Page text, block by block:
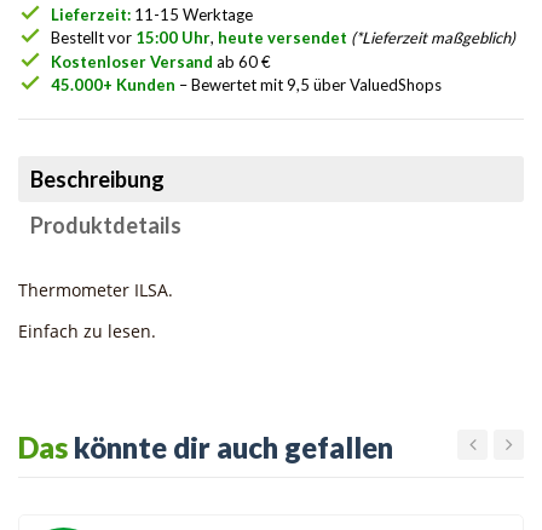
check Lieferzeit: 11-15 Werktage
check Bestellt vor 15:00 Uhr, heute versendet (*Lieferzeit maßgeblich)
check Kostenloser Versand ab 60 €
check 45.000+ Kunden – Bewertet mit 9,5 über ValuedShops
Beschreibung
Produktdetails
Thermometer ILSA.
Einfach zu lesen.
Das könnte dir auch gefallen